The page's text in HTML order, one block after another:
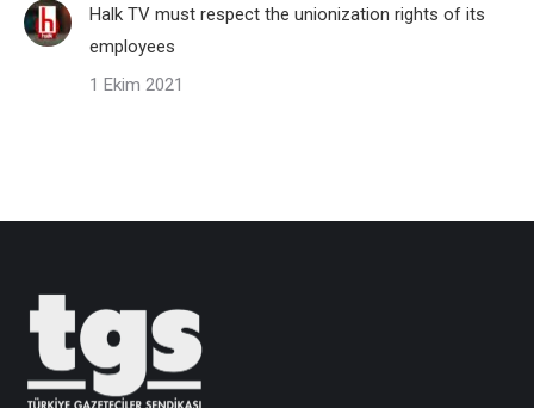
Halk TV must respect the unionization rights of its
employees
1 Ekim 2021